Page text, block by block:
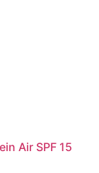
Air SPF 15